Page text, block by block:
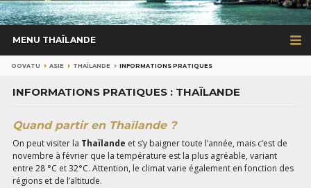
MENU THAÏLANDE
OOVATU ASIE THAÏLANDE INFORMATIONS PRATIQUES
INFORMATIONS PRATIQUES : THAÏLANDE
Quand partir en Thaïlande ?
On peut visiter la Thaïlande et s’y baigner toute l’année, mais c’est de
novembre à février que la température est la plus agréable, variant
entre 28 °C et 32°C. Attention, le climat varie également en fonction des
régions et de l’altitude.